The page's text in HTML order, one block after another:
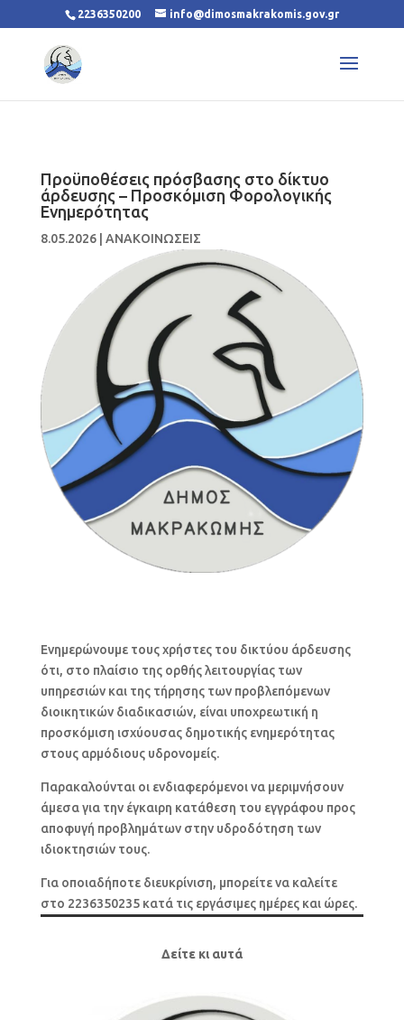
2236350200 info@dimosmakrakomis.gov.gr
Προϋποθέσεις πρόσβασης στο δίκτυο
άρδευσης – Προσκόμιση Φορολογικής
Ενημερότητας
8.05.2026| ΑΝΑΚΟΙΝΩΣΕΙΣ
Ενημερώνουμε τους χρήστες του δικτύου άρδευσης
ότι, στο πλαίσιο της ορθής λειτουργίας των
υπηρεσιών και της τήρησης των προβλεπόμενων
διοικητικών διαδικασιών, είναι υποχρεωτική η
προσκόμιση ισχύουσας δημοτικής ενημερότητας
στους αρμόδιους υδρονομείς.
Παρακαλούνται οι ενδιαφερόμενοι να μεριμνήσουν
άμεσα για την έγκαιρη κατάθεση του εγγράφου προς
αποφυγή προβλημάτων στην υδροδότηση των
ιδιοκτησιών τους.
Για οποιαδήποτε διευκρίνιση, μπορείτε να καλείτε
στο 2236350235 κατά τις εργάσιμες ημέρες και ώρες.
Δείτε κι αυτά